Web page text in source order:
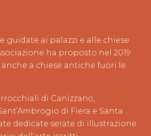
guidate ai palazzi e alle chiese
ha proposto nel 2019
a chiese antiche fuori le
di Canizzano,
di Fiera e Santa
dedicate serate di illustrazione